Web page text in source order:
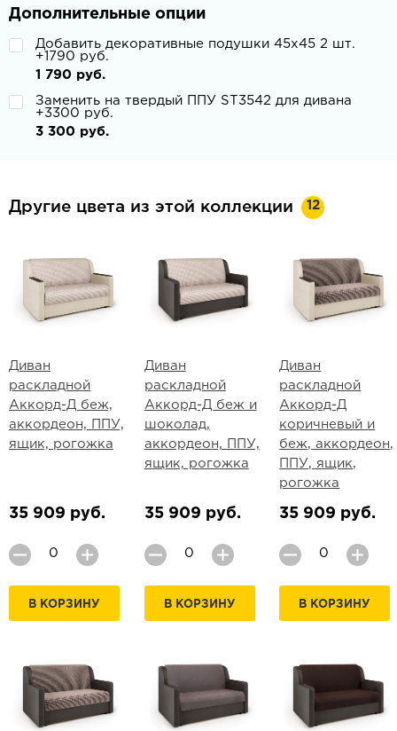
Дополнительные опции
Добавить декоративные подушки 45х45 2 шт.
+1790 руб.
1 790 руб.
Заменить на твердый ППУ ST3542 для дивана
+3300 руб.
3 300 руб.
Другие цвета из этой коллекции 12
Диван
раскладной
Аккорд-Д беж,
аккордеон, ППУ,
ящик, рогожка
35 909 руб.
В КОРЗИНУ
Диван
раскладной
Аккорд-Д беж и
шоколад,
аккордеон, ППУ,
ящик, рогожка
35 909 руб.
В КОРЗИНУ
Диван
раскладной
Аккорд-Д
коричневый и
беж, аккордеон,
ППУ, ящик,
рогожка
35 909 руб.
В КОРЗИНУ